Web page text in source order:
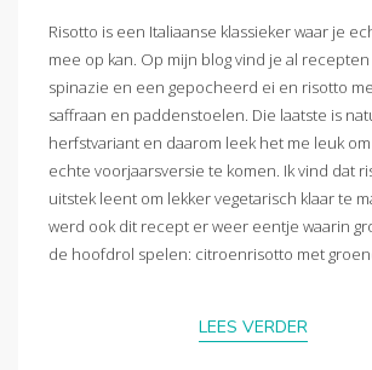
Risotto is een Italiaanse klassieker waar je
mee op kan. Op mijn blog vind je al
spinazie en een gepocheerd ei en risotto
saffraan en paddenstoelen. Die laatste is
herfstvariant en daarom leek het me leuk
echte voorjaarsversie te komen. Ik vind dat
uitstek leent om lekker vegetarisch klaar te
werd ook dit recept er weer eentje waarin
de hoofdrol spelen: citroenrisotto met groene
LEES VERDER